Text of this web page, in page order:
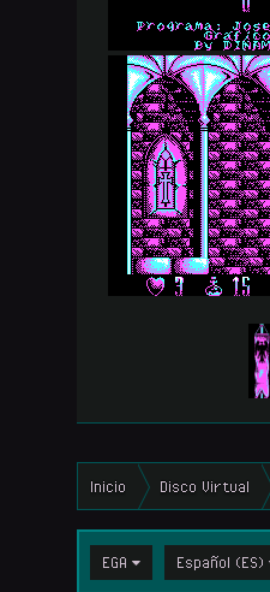
Inicio Disco Virtual
EGA Español (ES)